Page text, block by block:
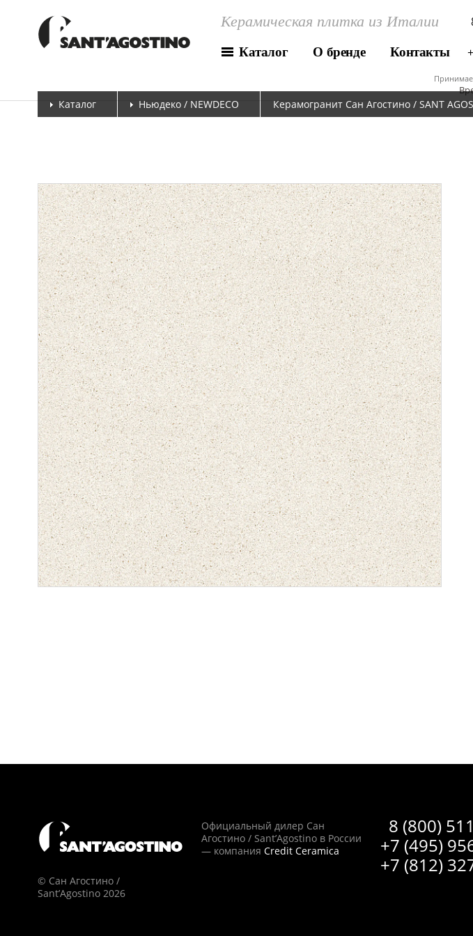
Керамическая плитка из Италии
Каталог О бренде Контакты
Каталог Ньюдеко / NEWDECO Керамогранит Сан Агостино / SANT
© Сан Агостино /
Sant’Agostino 2026
8 (800)
+7 (495)
+7 (812)
Официальный дилер Сан
Агостино / Sant’Agostino в России
— компания Credit Ceramica